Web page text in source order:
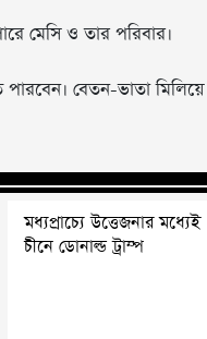
মেসি ও তার পরিবার।
বেতন-ভাতা মিলিয়ে
মধ্যপ্রাচ্যে উত্তেজনার মধ্যেই
চীনে ডোনাল্ড ট্রাম্প